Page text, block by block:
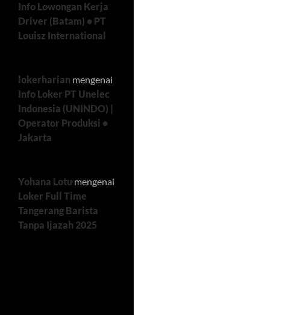
Info Lowongan Kerja
Driver (Batam) • PT
Louisz International
lokerharian mengenai
Info Loker PT Unelec
Indonesia (UNINDO) |
Operator Produksi •
Jakarta
Yohana Lotu mengenai
Loker Full Time
Tangerang Barista
Tanpa Ijazah 2025